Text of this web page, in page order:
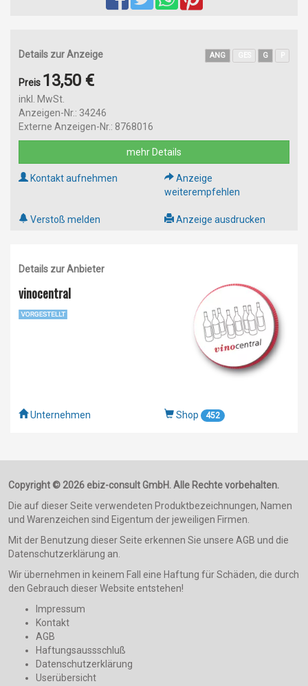
Details zur Anzeige ANG G
Preis 13,50 €
inkl. MwSt.
Anzeigen-Nr.: 34246
Externe Anzeigen-Nr.: 8768016
mehr Details
Kontakt aufnehmen
Anzeige
weiterempfehlen
Verstoß melden Anzeige ausdrucken
Details zur Anbieter
vinocentral
Unternehmen Shop 452
Copyright © 2026 ebiz-consult GmbH. Alle Rechte vorbehalten.
Die auf dieser Seite verwendeten Produktbezeichnungen, Namen
und Warenzeichen sind Eigentum der jeweiligen Firmen.
Mit der Benutzung dieser Seite erkennen Sie unsere AGB und die
Datenschutzerklärung an.
Wir übernehmen in keinem Fall eine Haftung für Schäden, die durch
den Gebrauch dieser Website entstehen!
Impressum
Kontakt
AGB
Haftungsaussschluß
Datenschutzerklärung
Userübersicht